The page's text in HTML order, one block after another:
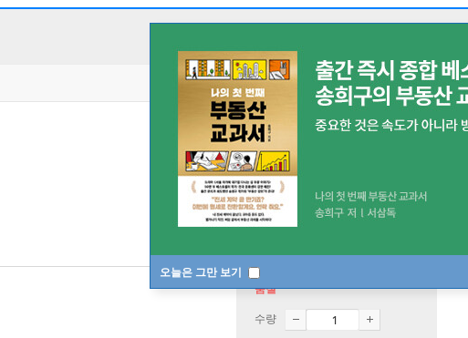
오늘은 그만 보기
품절
수량